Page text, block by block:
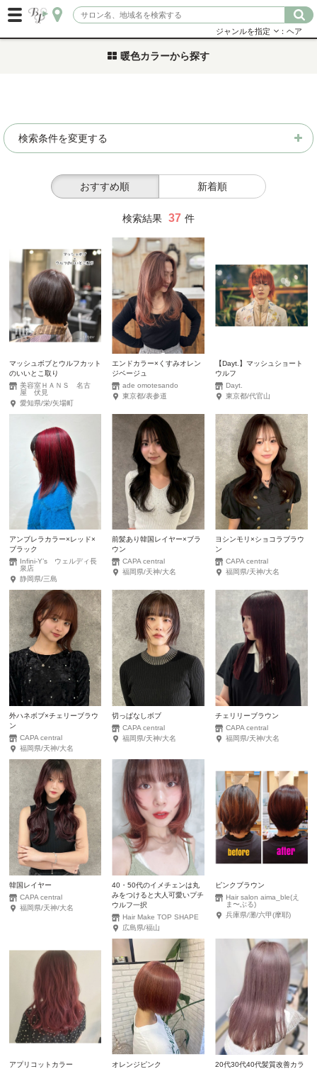
ジャンルを指定 ：ヘア
暖色カラーから探す
検索条件を変更する
おすすめ順 新着順
検索結果 37 件
マッシュボブとウルフカット
のいいとこ取り
美容室ＨＡＮＳ 名古
屋 伏見
愛知県/栄/矢場町
エンドカラー×くすみオレン
ジベージュ
ade omotesando
東京都/表参道
【Dayt.】マッシュショート
ウルフ
Dayt.
東京都/代官山
アンブレラカラー×レッド×
ブラック
Infini-Y’s ウェルディ長
泉店
静岡県/三島
前髪あり韓国レイヤー×ブラ
ウン
CAPA central
福岡県/天神/大名
ヨシンモリ×ショコラブラウ
ン
CAPA central
福岡県/天神/大名
外ハネボブ×チェリーブラウ
ン
CAPA central
福岡県/天神/大名
切っぱなしボブ
CAPA central
福岡県/天神/大名
チェリリーブラウン
CAPA central
福岡県/天神/大名
韓国レイヤー
CAPA central
福岡県/天神/大名
40・50代のイメチェンは丸
みをつけると大人可愛いプチ
ウルフ一択
Hair Make TOP SHAPE
広島県/福山
ピンクブラウン
Hair salon aima_ble(え
ま〜ぶる)
兵庫県/灘/六甲(摩耶)
アプリコットカラー
オレンジピンク
20代30代40代髪質改善カラ